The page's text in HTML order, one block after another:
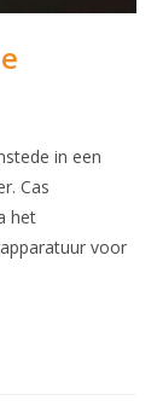
in een
Cas
het
voor